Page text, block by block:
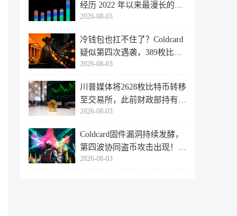
经历 2022 年以来最漫长的退
潮
2026-08-03
冷钱包也扛不住了？Coldcard
疑似第四次遇袭，389枚比特
币失
2026-08-03
川普媒体将2628枚比特币转移
至交易所，此前财政部持有的
比特
2026-08-03
Coldcard固件漏洞持续发酵，
第四波协同盗币攻击出现！
462个
2026-08-03